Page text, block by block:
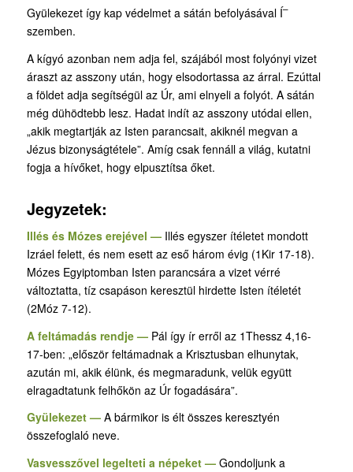
Gyülekezet így kap védelmet a sátán befolyásával Í–
szemben.
A kígyó azonban nem adja fel, szájából most folyónyi vizet
áraszt az asszony után, hogy elsodortassa az árral. Ezúttal
a földet adja segítségül az Úr, ami elnyeli a folyót. A sátán
még dühödtebb lesz. Hadat indít az asszony utódai ellen,
„akik megtartják az Isten parancsait, akiknél megvan a
Jézus bizonyságtétele”. Amíg csak fennáll a világ, kutatni
fogja a hívőket, hogy elpusztítsa őket.
Jegyzetek:
Illés és Mózes erejével — Illés egyszer ítéletet mondott
Izráel felett, és nem esett az eső három évig (1Kir 17-18).
Mózes Egyiptomban Isten parancsára a vizet vérré
változtatta, tíz csapáson keresztül hirdette Isten ítéletét
(2Móz 7-12).
A feltámadás rendje — Pál így ír erről az 1Thessz 4,16-
17-ben: „először feltámadnak a Krisztusban elhunytak,
azután mi, akik élünk, és megmaradunk, velük együtt
elragadtatunk felhőkön az Úr fogadására”.
Gyülekezet — A bármikor is élt összes keresztyén
összefoglaló neve.
Vasvesszővel legelteti a népeket — Gondoljunk a